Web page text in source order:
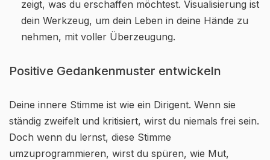
zeigt, was du erschaffen möchtest. Visualisierung ist
dein Werkzeug, um dein Leben in deine Hände zu
nehmen, mit voller Überzeugung.
Positive Gedankenmuster entwickeln
Deine innere Stimme ist wie ein Dirigent. Wenn sie
ständig zweifelt und kritisiert, wirst du niemals frei sein.
Doch wenn du lernst, diese Stimme
umzuprogrammieren, wirst du spüren, wie Mut,